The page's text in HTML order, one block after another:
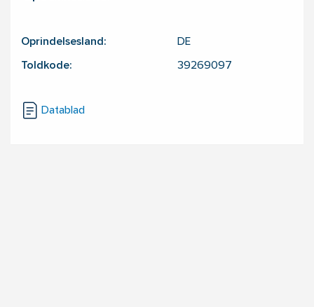
Oprindelsesland: DE
Toldkode: 39269097
Datablad